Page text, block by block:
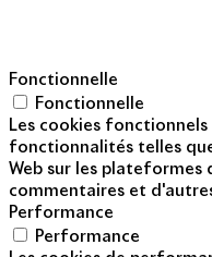
Fonctionnelle
Fonctionnelle
Les cookies
fonctionnalités telles
Web sur les plateformes
commentaires et
Performance
Performance